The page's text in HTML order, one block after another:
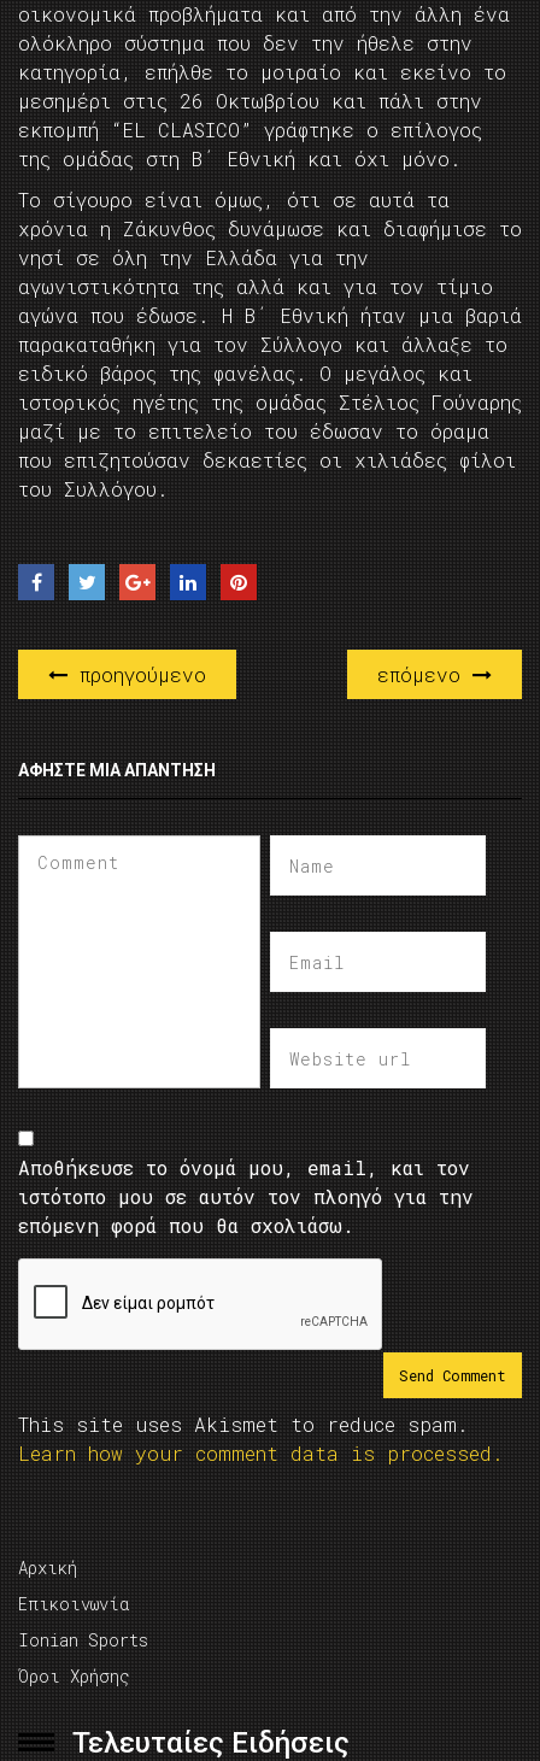
οικονομικά προβλήματα και από την άλλη ένα
ολόκληρο σύστημα που δεν την ήθελε στην
κατηγορία, επήλθε το μοιραίο και εκείνο το
μεσημέρι στις 26 Οκτωβρίου και πάλι στην
εκπομπή “ΕL CLASICO” γράφτηκε ο επίλογος
της ομάδας στη Β΄ Εθνική και όχι μόνο.
Το σίγουρο είναι όμως, ότι σε αυτά τα
χρόνια η Ζάκυνθος δυνάμωσε και διαφήμισε το
νησί σε όλη την Ελλάδα για την
αγωνιστικότητα της αλλά και για τον τίμιο
αγώνα που έδωσε. Η Β΄ Εθνική ήταν μια βαριά
παρακαταθήκη για τον Σύλλογο και άλλαξε το
ειδικό βάρος της φανέλας. Ο μεγάλος και
ιστορικός ηγέτης της ομάδας Στέλιος Γούναρης
μαζί με το επιτελείο του έδωσαν το όραμα
που επιζητούσαν δεκαετίες οι χιλιάδες φίλοι
του Συλλόγου.
προηγούμενο επόμενο
ΑΦΉΣΤΕ ΜΙΑ ΑΠΆΝΤΗΣΗ
Αποθήκευσε το όνομά μου, email, και τον
ιστότοπο μου σε αυτόν τον πλοηγό για την
επόμενη φορά που θα σχολιάσω.
This site uses Akismet to reduce spam.
Learn how your comment data is processed.
Αρχική
Επικοινωνία
Ionian Sports
Όροι Χρήσης
Τελευταίες Ειδήσεις